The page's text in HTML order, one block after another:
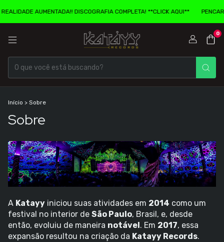
AUMENTADA!! DISCOGRAFIA COMPLETA! **CLICK AQUI** PENCARD
0
Início > Sobre
Sobre
A Katayy iniciou suas atividades em 2014 como um
festival no interior de São Paulo, Brasil, e, desde
então, evoluiu de maneira notável. Em 2017, essa
expansão resultou na criação da Katayy Records.